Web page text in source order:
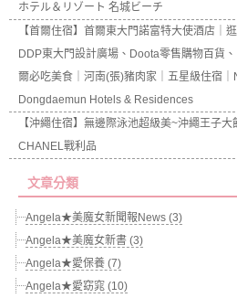
ホテル＆リゾート 名城ビーチ
【首爾住宿】首爾東大門諾富特大使酒店｜
DDP東大門設計廣場、Doota零售購物百貨
爾必吃美食｜河南(張)豬肉家｜五星級住宿
Dongdaemun Hotels & Residences
【沖繩住宿】無邊際泳池超級美~沖繩王子
CHANEL戰利品
文章分類
Angela★美魔女新聞報News (3)
Angela★美魔女新書 (3)
Angela★愛保養 (7)
Angela★愛窈窕 (10)